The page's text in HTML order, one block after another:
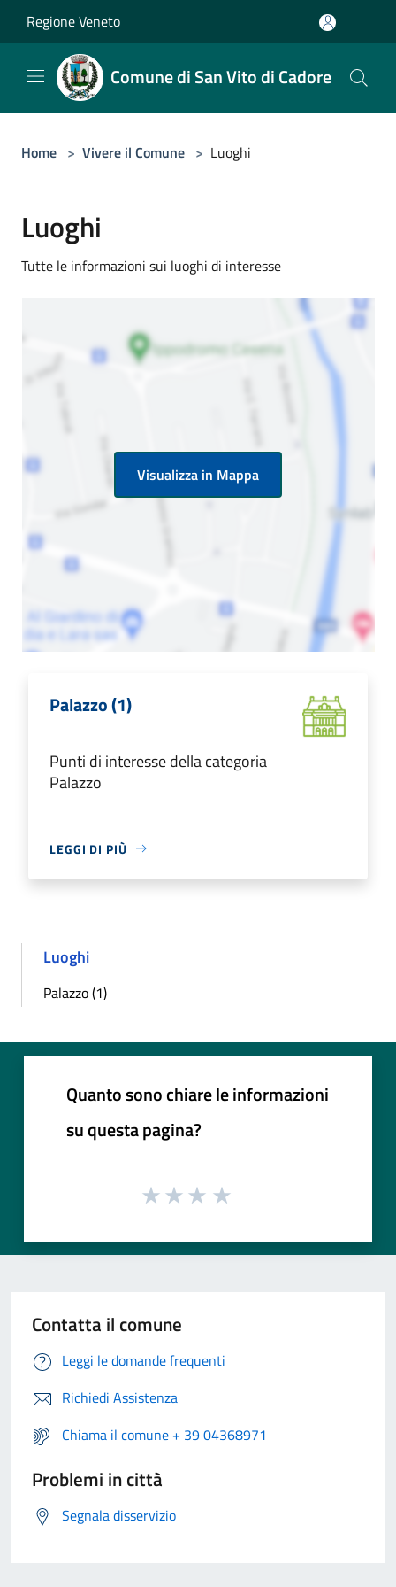
Regione Veneto
Comune di San Vito di Cadore
Home > Vivere il Comune > Luoghi
Luoghi
Tutte le informazioni sui luoghi di interesse
Visualizza in Mappa
Palazzo (1)
Punti di interesse della categoria
Palazzo
LEGGI DI PIÙ
Luoghi
Palazzo (1)
Quanto sono chiare le informazioni
su questa pagina?
Contatta il comune
Leggi le domande frequenti
Richiedi Assistenza
Chiama il comune + 39 04368971
Problemi in città
Segnala disservizio